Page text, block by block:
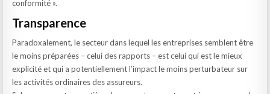
conformité ».
Transparence
Paradoxalement, le secteur dans lequel les entreprises semblent être
le moins préparées – celui des rapports – est celui qui est le mieux
explicité et qui a potentiellement l’impact le moins perturbateur sur
les activités ordinaires des assureurs.